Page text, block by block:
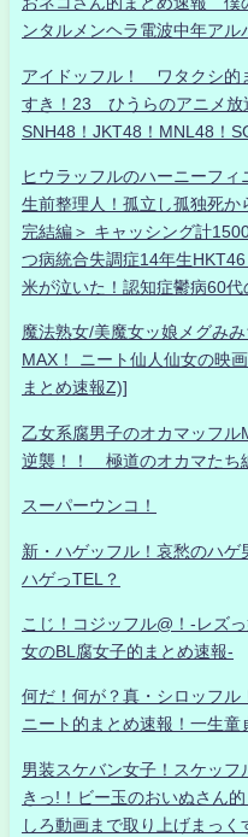
ンタルメンヘラ電波中年ア
アイドッフル！ ワタクシ的
すき！23 ひうらのアニメ放
SNH48！JKT48！MNL48！
ヒウラッフルのハーニーフィ
生前整理人！孤立し孤独死
完結編＞ キャッシング計
つ病統合失調症14年生
米が泣いた！認知症鬱病60
魔法熟女/美魔女ッ娘メグみ
MAX！ ニート仙人仙女の映
まとめ速報Z)]
乙女系腐男子のオカマッフ
逆襲！！ 極道のオカマたち
スーパーウンコ！
新・ハゲッフル！哀愁のハゲ
ハゲっTEL？
こじ！コジッフル@！-レズ
女のBL腐女子的まとめ速報-
何だ！何が？真・シロッ
ニート的まとめ速報！一生童
男装スケバン女子！スケッフ
きっ!！ビー玉のおいぬさん
しろ動画まで取り上げまっく